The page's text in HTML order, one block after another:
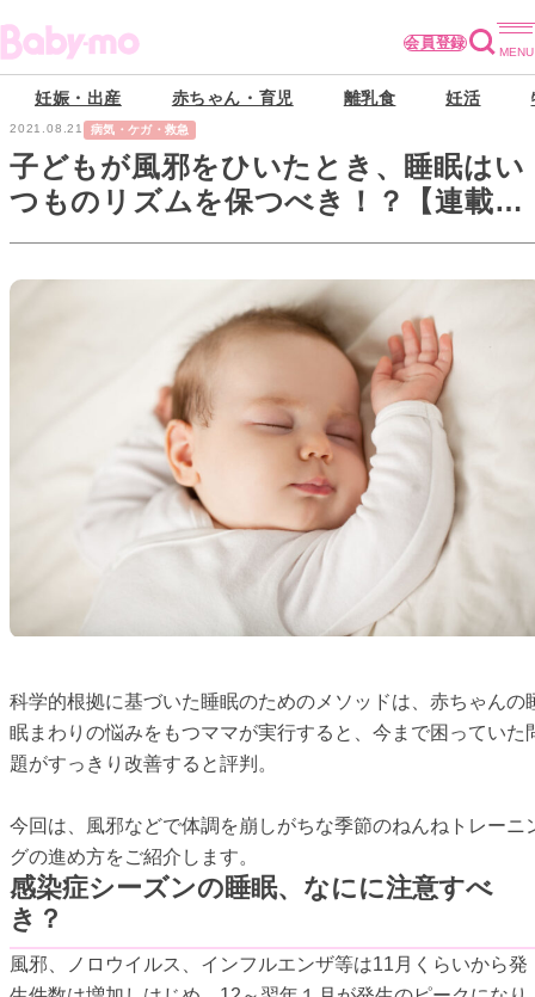
会員登録
妊娠・出産 赤ちゃん・育児 離乳食 妊活
2021.08.21 病気・ケガ・救急
子どもが風邪をひいたとき、睡眠はい
つものリズムを保つべき！？【連載・
愛波文の子どもの睡眠メソッド】
科学的根拠に基づいた睡眠のためのメソッドは、赤ちゃんの
眠まわりの悩みをもつママが実行すると、今まで困っていた
題がすっきり改善すると評判。
今回は、風邪などで体調を崩しがちな季節のねんねトレーニ
グの進め方をご紹介します。
感染症シーズンの睡眠、なにに注意すべ
き？
風邪、ノロウイルス、インフルエンザ等は11月くらいから発